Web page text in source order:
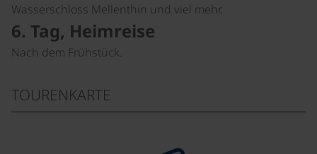
Wasserschloss Mellenthin und viel mehr.
6. Tag, Heimreise
Nach dem Frühstück.
TOURENKARTE